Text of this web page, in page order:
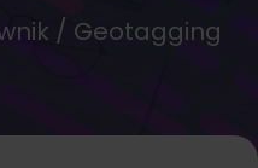
/ Geotagging